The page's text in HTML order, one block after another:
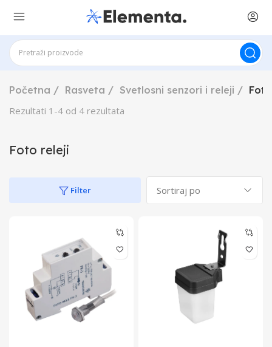
Početna Rasveta Svetlosni senzori i releji
Rezultati 1 -4 od 4 rezultata
Foto releji
Filter